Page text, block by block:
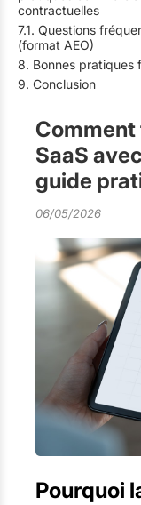
contractuelles
7.1. Questions
(format AEO)
8. Bonnes pratiques
9. Conclusion
Comment
SaaS
guide
06/05/2026
Pourquoi